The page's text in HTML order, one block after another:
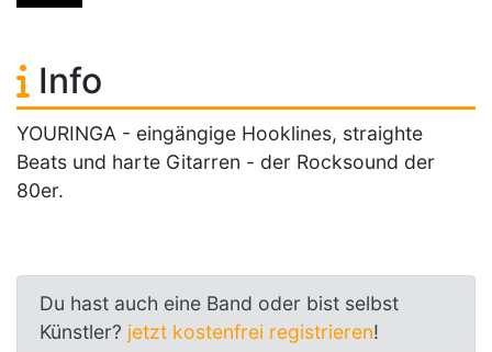
Info
YOURINGA - eingängige Hooklines, straighte
Beats und harte Gitarren - der Rocksound der
80er.
Du hast auch eine Band oder bist selbst
Künstler? jetzt kostenfrei registrieren!